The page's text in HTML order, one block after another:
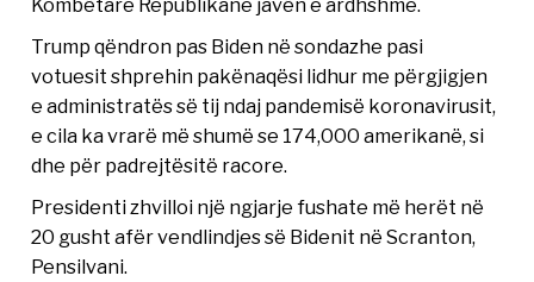
Kombëtare Republikane javën e ardhshme.
Trump qëndron pas Biden në sondazhe pasi
votuesit shprehin pakënaqësi lidhur me përgjigjen
e administratës së tij ndaj pandemisë koronavirusit,
e cila ka vrarë më shumë se 174,000 amerikanë, si
dhe për padrejtësitë racore.
Presidenti zhvilloi një ngjarje fushate më herët në
20 gusht afër vendlindjes së Bidenit në Scranton,
Pensilvani.